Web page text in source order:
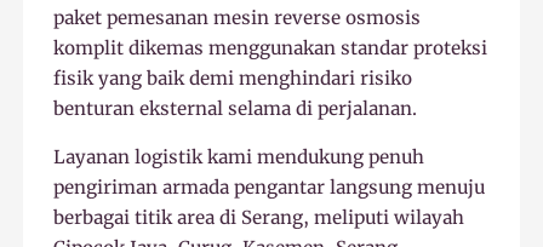
paket pemesanan mesin reverse osmosis
komplit dikemas menggunakan standar proteksi
fisik yang baik demi menghindari risiko
benturan eksternal selama di perjalanan.
Layanan logistik kami mendukung penuh
pengiriman armada pengantar langsung menuju
berbagai titik area di Serang, meliputi wilayah